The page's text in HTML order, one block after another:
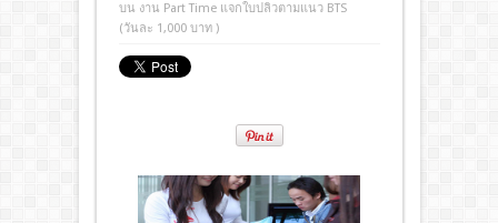
บน งาน Part Time แจกใบปลิวตามแนว BTS
(วันละ 1,000 บาท )